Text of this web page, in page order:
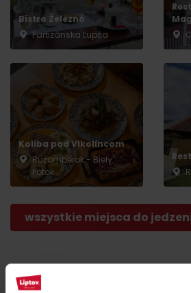
Bistro Železnô
Partizánska Ľupča
Koliba pod Vlkolíncom
Ružomberok - Biely
Potok
wszystkie miejsca do
Atrakcje i relaks w pobliżu:
Przyjazd